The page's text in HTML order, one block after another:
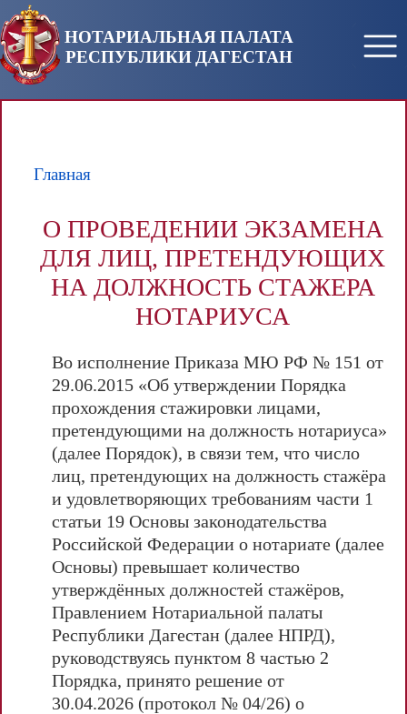
Перейти к основному содержанию
НОТАРИАЛЬНАЯ ПАЛАТА
РЕСПУБЛИКИ ДАГЕСТАН
Главная
О ПРОВЕДЕНИИ ЭКЗАМЕНА
ДЛЯ ЛИЦ, ПРЕТЕНДУЮЩИХ
НА ДОЛЖНОСТЬ СТАЖЕРА
НОТАРИУСА
Во исполнение Приказа МЮ РФ № 151 от
29.06.2015 «Об утверждении Порядка
прохождения стажировки лицами,
претендующими на должность нотариуса»
(далее Порядок), в связи тем, что число
лиц, претендующих на должность стажёра
и удовлетворяющих требованиям части 1
статьи 19 Основы законодательства
Российской Федерации о нотариате (далее
Основы) превышает количество
утверждённых должностей стажёров,
Правлением Нотариальной палаты
Республики Дагестан (далее НПРД),
руководствуясь пунктом 8 частью 2
Порядка, принято решение от
30.04.2026 (протокол № 04/26) о